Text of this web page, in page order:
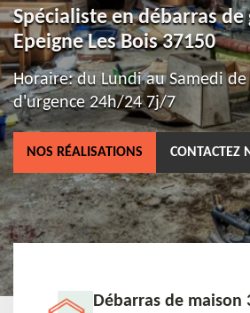
Spécialiste en débarras
Epeigne Les Bois 37150
Horaire: du Lundi au Samedi
d'urgence 24h/24 7j/7
NOS RÉALISATIONS CONTACTEZ
Débarras de maison